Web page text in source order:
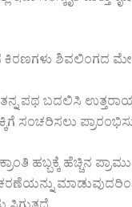
ಶಿವಲಿಂಗದ
ಪಥ ಬದಲಿಸಿ
ಸಂಚರಿಸಲು
ಹಬ್ಬಕ್ಕೆ ಹೆಚ್ಚಿನ